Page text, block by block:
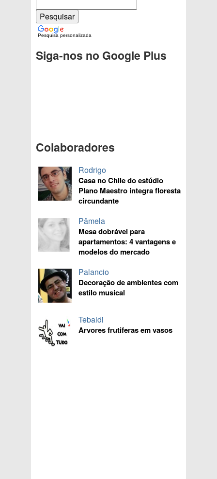
Pesquisa personalizada
Siga-nos no Google Plus
Colaboradores
Rodrigo
Casa no Chile do estúdio
Plano Maestro integra floresta
circundante
Pâmela
Mesa dobrável para
apartamentos: 4 vantagens e
modelos do mercado
Palancio
Decoração de ambientes com
estilo musical
Tebaldi
Arvores frutiferas em vasos